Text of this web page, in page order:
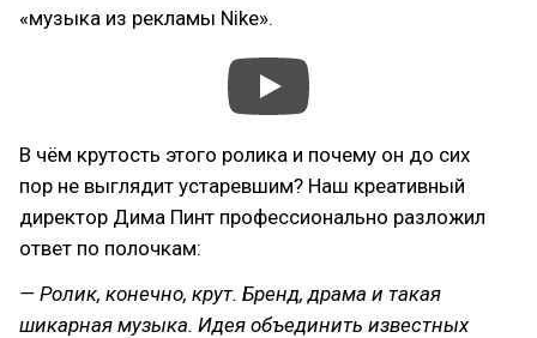
«музыка из рекламы Nike».
В чём крутость этого ролика и почему он до сих
пор не выглядит устаревшим? Наш креативный
директор Дима Пинт профессионально разложил
ответ по полочкам:
— Ролик, конечно, крут. Бренд, драма и такая
шикарная музыка. Идея объединить известных